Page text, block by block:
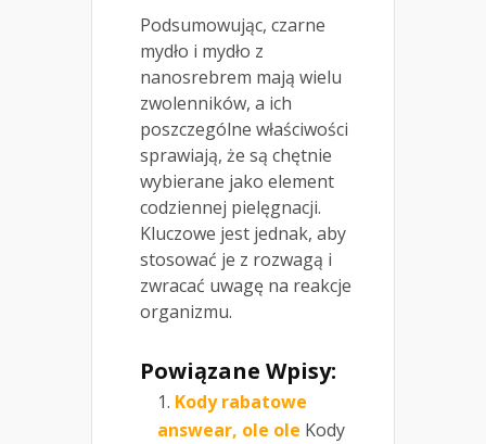
Podsumowując, czarne
mydło i mydło z
nanosrebrem mają wielu
zwolenników, a ich
poszczególne właściwości
sprawiają, że są chętnie
wybierane jako element
codziennej pielęgnacji.
Kluczowe jest jednak, aby
stosować je z rozwagą i
zwracać uwagę na reakcje
organizmu.
Powiązane Wpisy:
Kody rabatowe
answear, ole ole Kody